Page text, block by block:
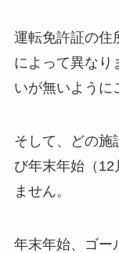
運転免許証の住
によって異なり
いが無いように
そして、どの施
び年末年始（
ません。
年末年始、ゴー